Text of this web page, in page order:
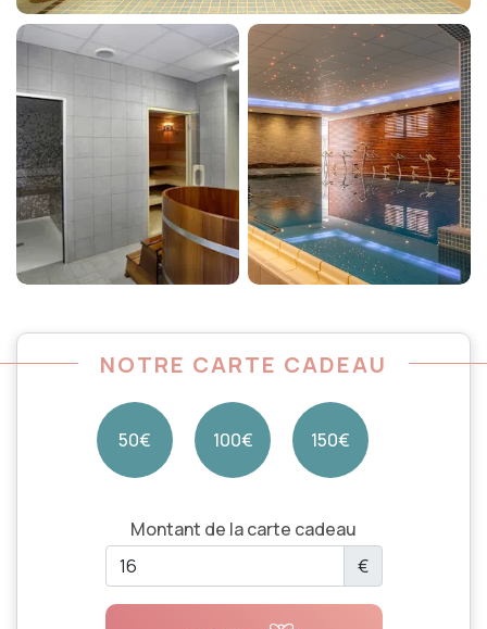
NOTRE CARTE CADEAU
50€ 100€ 150€
Montant de la carte cadeau
€